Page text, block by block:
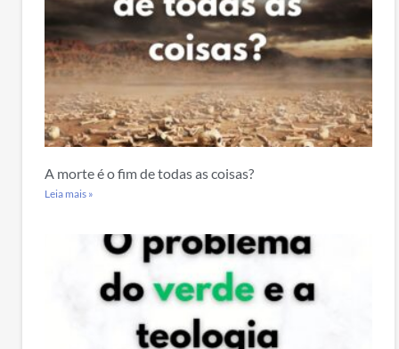
A morte é o fim de todas as coisas?
Leia mais »